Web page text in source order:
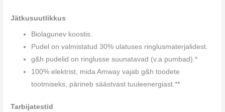
Jätkusuutlikkus
Biolagunev koostis.
Pudel on valmistatud 30% ulatuses ringlusmaterjalidest.
g&h pudelid on ringlusse suunatavad (v.a pumbad).*
100% elektrist, mida Amway vajab g&h toodete
tootmiseks, pärineb säästvast tuuleenergiast.**
Tarbijatestid